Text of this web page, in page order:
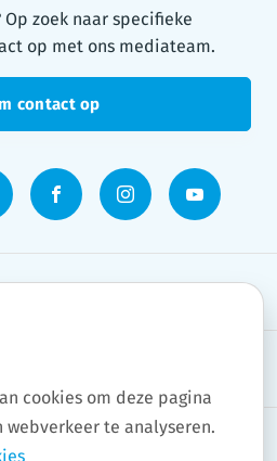
zoek naar specifieke
op met ons mediateam.
contact op
cookies om deze pagina
te analyseren.